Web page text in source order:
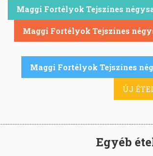
Maggi Fortélyok Tejszínes
Maggi Fortélyok Tejszínes
Maggi Fortélyok Tejszínes
ÚJ
Egyéb